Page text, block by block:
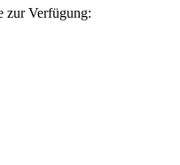
zur Verfügung: